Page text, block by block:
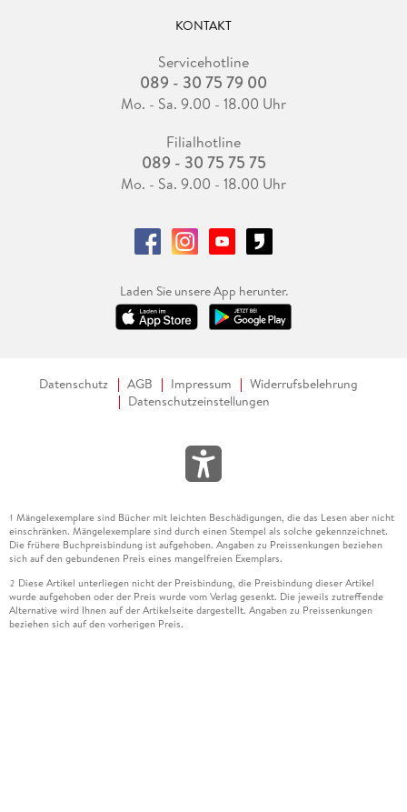
KONTAKT
Servicehotline
089 - 30 75 79 00
Mo. - Sa. 9.00 - 18.00 Uhr
Filialhotline
089 - 30 75 75 75
Mo. - Sa. 9.00 - 18.00 Uhr
Laden Sie unsere App herunter.
Datenschutz AGB Impressum
Widerrufsbelehrung
Datenschutzeinstellungen
1 Mängelexemplare sind Bücher mit leichten Beschädigungen, die das Lesen aber nicht
einschränken. Mängelexemplare sind durch einen Stempel als solche gekennzeichnet.
Die frühere Buchpreisbindung ist aufgehoben. Angaben zu Preissenkungen beziehen
sich auf den gebundenen Preis eines mangelfreien Exemplars.
2 Diese Artikel unterliegen nicht der Preisbindung, die Preisbindung dieser Artikel
wurde aufgehoben oder der Preis wurde vom Verlag gesenkt. Die jeweils zutreffende
Alternative wird Ihnen auf der Artikelseite dargestellt. Angaben zu Preissenkungen
beziehen sich auf den vorherigen Preis.